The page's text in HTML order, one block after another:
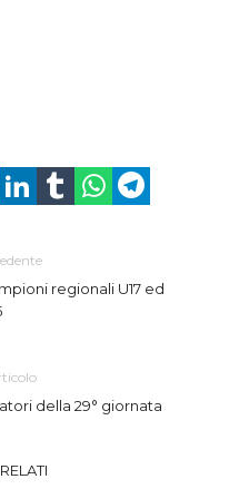
regionali U17 ed
della 29° giornata